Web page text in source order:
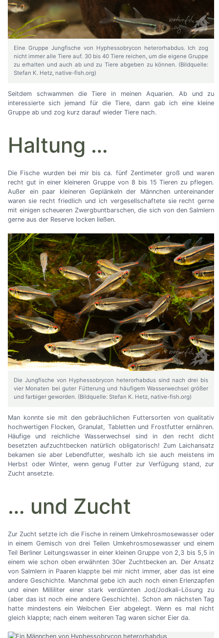
Eine Gruppe Jungfische von Hyphessobrycon heterorhabdus. Ich zog
nicht immer alle Tiere auf. 30 bis 40 Tiere reichen, um die eigene Gruppe
zu erhalten und auch ab und zu Tiere abgeben zu können. (Bildquelle:
Stefan K. Hetz, native-fish.org)
Seitdem schwammen die Tiere in meinen Aquarien. Ab und zu
interessierte sich jemand für die Tiere, dann gab ich eine kleine
Gruppe ab und zog kurz darauf wieder Tiere nach.
Haltung …
Die Fische wurden bei mir bis ca. fünf Zentimeter groß und waren
recht gut in einer kleineren Gruppe von 8 bis 15 Tieren zu pflegen.
Außer ein paar kleineren Geplänkeln der Männchen untereinander
waren sie recht friedlich und ich vergesellschaftete sie recht gerne
mit einigen scheueren Zwergbuntbarschen, die sich von den Salmlern
gerne aus der Reserve locken ließen.
Die Jungfische von Hyphessobrycon heterorhabdus sind nach drei bis
vier Monaten bei guter Fütterung und häufigem Wasserwechsel größer
und farbiger geworden. (Bildquelle: Stefan K. Hetz, native-fish.org)
Man konnte sie mit den gebräuchlichen Futtersorten von qualitativ
hochwertigen Flocken, Granulat, Tabletten und Frostfutter ernähren.
Häufige und reichliche Wasserwechsel sind in den recht dicht
besetzten aufzuchtbecken natürlich obligatorisch! Zum Laichansatz
bekamen sie aber Lebendfutter, weshalb ich sie auch meistens im
Herbst oder Winter, wenn genug Futter zur Verfügung stand, zur
Zucht ansetzte.
… und Zucht
Zur Zucht setzte ich die Fische in reinem Umkehrosmosewasser oder
in einem Gemisch von drei Teilen Umkehrosmosewasser und einem
Teil Berliner Leitungswasser in einer kleinen Gruppe von 2,3 bis 5,5 in
einem wie schon oben erwähnten 30er Zuchtbecken an. Der Ansatz
von Salmlern in Paaren klappte bei mir nicht immer, aber das ist eine
andere Geschichte. Manchmal gebe ich auch noch einen Erlenzapfen
und einen Milliliter einer stark verdünnten Jod/Jodkali-Lösung zu
(aber das ist noch eine andere Geschichte). Schon am nächsten Tag
hatte mindestens ein Weibchen Eier abgelegt. Wenn es mal nicht
gleich klappte; nach einem weiteren Tag waren sicher Eier da.